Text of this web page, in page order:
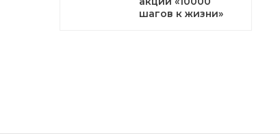
шагов к жизни»